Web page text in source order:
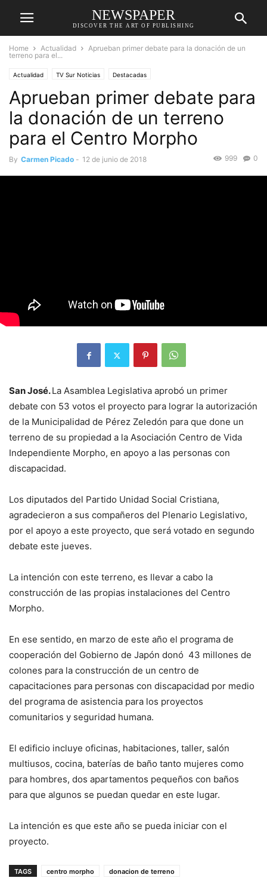
NEWSPAPER
DISCOVER THE ART OF PUBLISHING
Home Actualidad
Aprueban primer debate para la donación de un
terreno para el...
Actualidad TV Sur Noticias Destacadas
Aprueban primer debate para
la donación de un terreno
para el Centro Morpho
By Carmen Picado - 12 de junio de 2018 0
999
San José.La Asamblea Legislativa aprobó un primer
debate con 53 votos el proyecto para lograr la autorización
de la Municipalidad de Pérez Zeledón para que done un
terreno de su propiedad a la Asociación Centro de Vida
Independiente Morpho, en apoyo a las personas con
discapacidad.
Los diputados del Partido Unidad Social Cristiana,
agradecieron a sus compañeros del Plenario Legislativo,
por el apoyo a este proyecto, que será votado en segundo
debate este jueves.
La intención con este terreno, es llevar a cabo la
construcción de las propias instalaciones del Centro
Morpho.
En ese sentido, en marzo de este año el programa de
cooperación del Gobierno de Japón donó 43 millones de
colones para la construcción de un centro de
capacitaciones para personas con discapacidad por medio
del programa de asistencia para los proyectos
comunitarios y seguridad humana.
El edificio incluye oficinas, habitaciones, taller, salón
multiusos, cocina, baterías de baño tanto mujeres como
para hombres, dos apartamentos pequeños con baños
para que algunos se puedan quedar en este lugar.
La intención es que este año se pueda iniciar con el
proyecto.
TAGS centro morpho donacion de terreno